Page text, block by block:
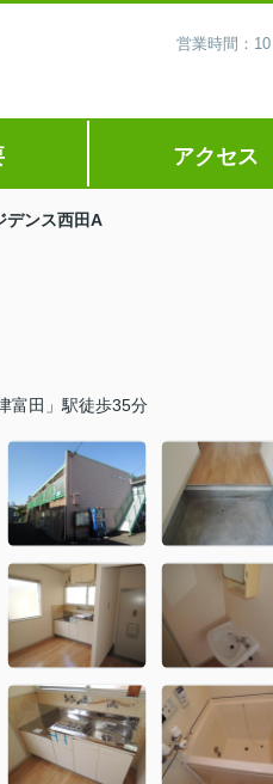
営業時間：
アクセス
デンス西田A
富田」駅徒歩35分